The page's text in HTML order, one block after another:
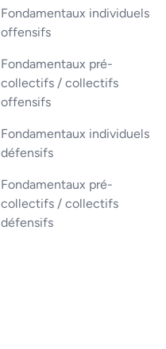
Fondamentaux individuels
offensifs
Fondamentaux pré-
collectifs / collectifs
offensifs
Fondamentaux individuels
défensifs
Fondamentaux pré-
collectifs / collectifs
défensifs